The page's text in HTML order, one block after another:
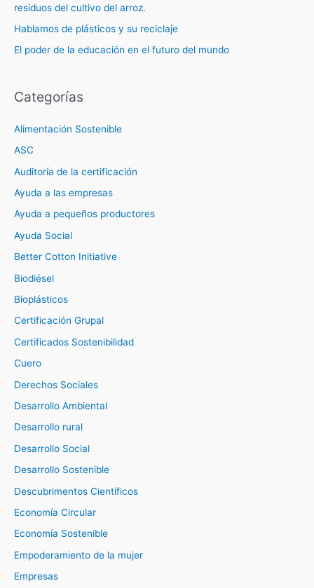
residuos del cultivo del arroz.
Hablamos de plásticos y su reciclaje
El poder de la educación en el futuro del mundo
Categorías
Alimentación Sostenible
ASC
Auditoría de la certificación
Ayuda a las empresas
Ayuda a pequeños productores
Ayuda Social
Better Cotton Initiative
Biodiésel
Bioplásticos
Certificación Grupal
Certificados Sostenibilidad
Cuero
Derechos Sociales
Desarrollo Ambiental
Desarrollo rural
Desarrollo Social
Desarrollo Sostenible
Descubrimentos Científicos
Economía Circular
Economía Sostenible
Empoderamiento de la mujer
Empresas